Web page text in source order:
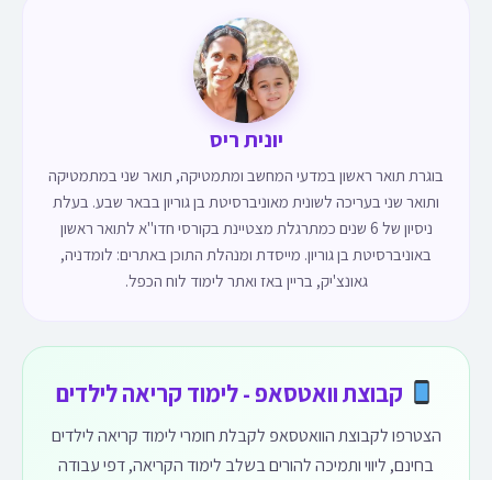
יונית ריס
בוגרת תואר ראשון במדעי המחשב ומתמטיקה, תואר שני במתמטיקה
ותואר שני בעריכה לשונית מאוניברסיטת בן גוריון בבאר שבע. בעלת
ניסיון של 6 שנים כמתרגלת מצטיינת בקורסי חדו"א לתואר ראשון
באוניברסיטת בן גוריון. מייסדת ומנהלת התוכן באתרים: לומדניה,
גאונצ'יק, בריין באז ואתר לימוד לוח הכפל.
קבוצת וואטסאפ - לימוד קריאה לילדים
הצטרפו לקבוצת הוואטסאפ לקבלת חומרי לימוד קריאה לילדים
בחינם, ליווי ותמיכה להורים בשלב לימוד הקריאה, דפי עבודה